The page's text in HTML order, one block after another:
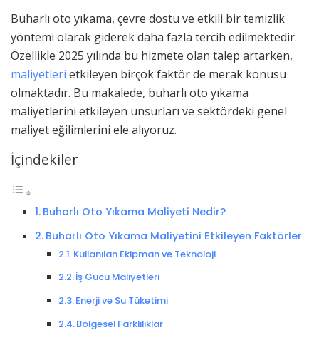
Buharlı oto yıkama, çevre dostu ve etkili bir temizlik
yöntemi olarak giderek daha fazla tercih edilmektedir.
Özellikle 2025 yılında bu hizmete olan talep artarken,
maliyetleri etkileyen birçok faktör de merak konusu
olmaktadır. Bu makalede, buharlı oto yıkama
maliyetlerini etkileyen unsurları ve sektördeki genel
maliyet eğilimlerini ele alıyoruz.
İçindekiler
Buharlı Oto Yıkama Maliyeti Nedir?
Buharlı Oto Yıkama Maliyetini Etkileyen Faktörler
Kullanılan Ekipman ve Teknoloji
İş Gücü Maliyetleri
Enerji ve Su Tüketimi
Bölgesel Farklılıklar